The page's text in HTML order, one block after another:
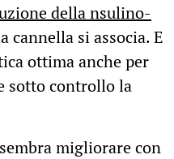
della nsulino-
cannella si associa. E
ottima anche per
sotto controllo la
migliorare con